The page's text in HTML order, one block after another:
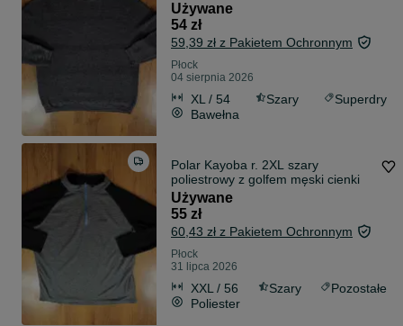
Używane
54 zł
59,39 zł z Pakietem Ochronnym
Płock
04 sierpnia 2026
XL / 54 Szary
Superdry
Bawełna
Polar Kayoba r. 2XL szary
poliestrowy z golfem męski cienki
Używane
55 zł
60,43 zł z Pakietem Ochronnym
Płock
31 lipca 2026
XXL / 56 Szary
Pozostałe
Poliester